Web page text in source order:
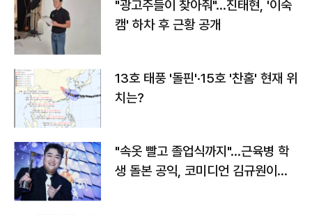
"광고주들이 찾아줘"…진태현, '이숙
캠' 하차 후 근황 공개
13호 태풍 '돌핀'·15호 '찬홈' 현재 위
치는?
"속옷 빨고 졸업식까지"…근육병 학
생 돌본 공익, 코미디언 김규원이었